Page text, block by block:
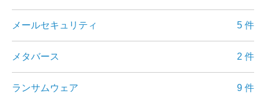
メールセキュリティ 5 件
メタバース 2 件
ランサムウェア 9 件